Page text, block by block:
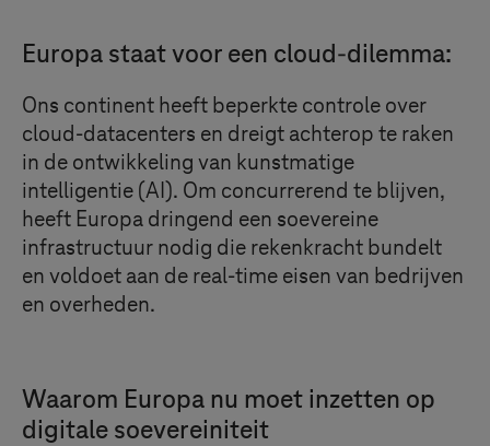
Europa staat voor een cloud-dilemma:
Ons continent heeft beperkte controle over
cloud-datacenters en dreigt achterop te raken
in de ontwikkeling van kunstmatige
intelligentie (AI). Om concurrerend te blijven,
heeft Europa dringend een soevereine
infrastructuur nodig die rekenkracht bundelt
en voldoet aan de real-time eisen van bedrijven
en overheden.
Waarom Europa nu moet inzetten op
digitale soevereiniteit